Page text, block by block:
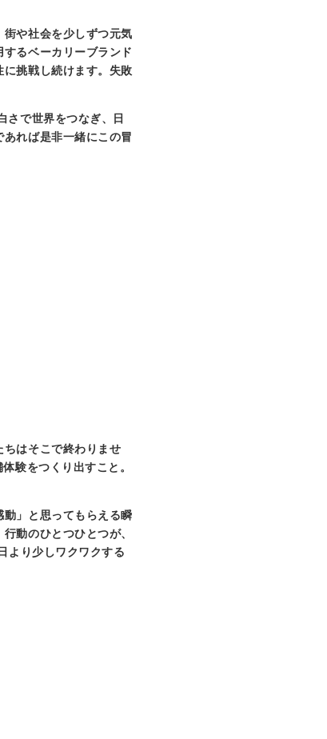
や社会を少しずつ元気
るベーカリーブランド
挑戦し続けます。失敗
さで世界をつなぎ、日
れば是非一緒にこの冒
ちはそこで終わりませ
験をつくり出すこと。
」と思ってもらえる瞬
動のひとつひとつが、
より少しワクワクする